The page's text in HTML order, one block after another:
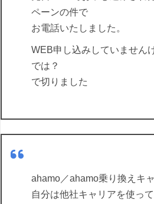
ペーンの件で
お電話いたしました。
WEB申し込みしていません
では？
で切りました
ahamo／ahamo乗り換えキ
自分は他社キャリアを使っ